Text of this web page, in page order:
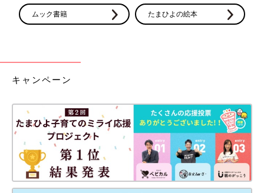
ムック書籍 たまひよの絵本
キャンペーン